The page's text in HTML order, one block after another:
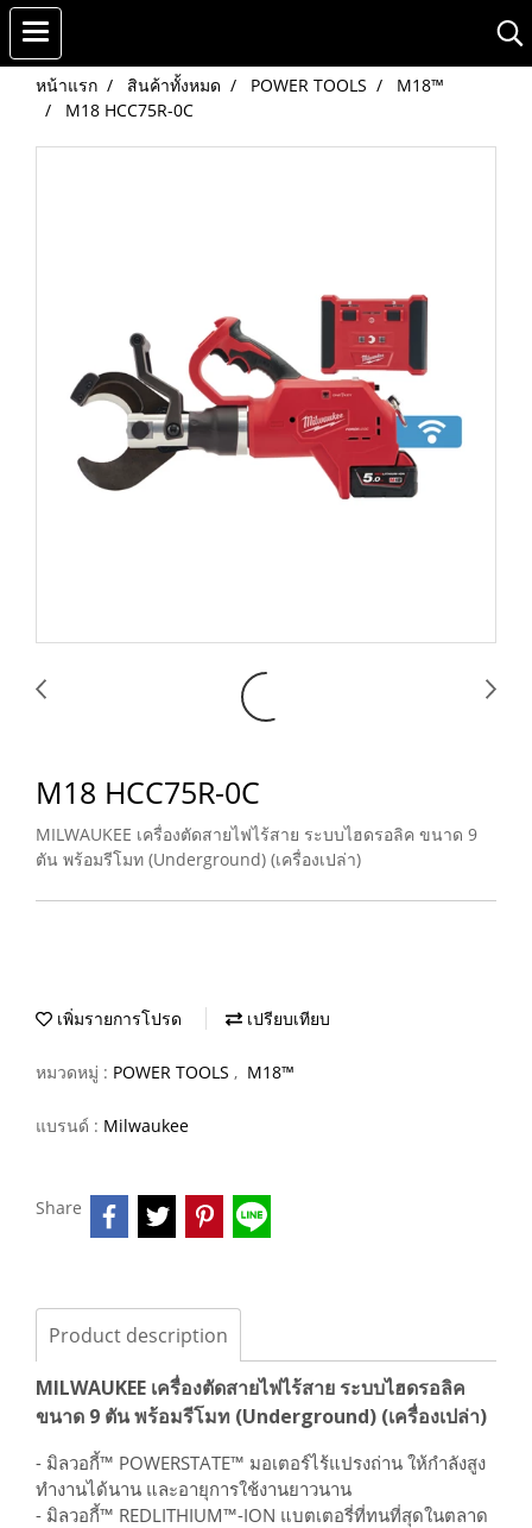
หน้าแรก สินค้าทั้งหมด POWER TOOLS
M18™
M18 HCC75R-0C
M18 HCC75R-0C
MILWAUKEE เครื่องตัดสายไฟไร้สาย ระบบไฮดรอลิค ขนาด 9
ตัน พร้อมรีโมท (Underground) (เครื่องเปล่า)
เพิ่มรายการโปรด เปรียบเทียบ
หมวดหมู่ : POWER TOOLS , M18™
แบรนด์ : Milwaukee
Share
Product description
MILWAUKEE เครื่องตัดสายไฟไร้สาย ระบบไฮดรอลิค
ขนาด 9 ตัน พร้อมรีโมท (Underground) (เครื่องเปล่า)
- มิลวอกี้™ POWERSTATE™ มอเตอร์ไร้แปรงถ่าน ให้กำลังสูง
ทำงานได้นาน และอายุการใช้งานยาวนาน
- มิลวอกี้™ REDLITHIUM™-ION แบตเตอรี่ที่ทนที่สุดในตลาด